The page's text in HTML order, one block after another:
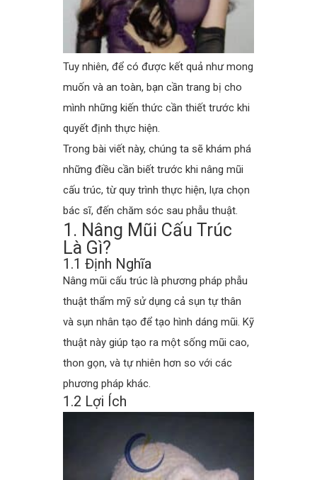
Tuy nhiên, để có được kết quả như mong
muốn và an toàn, bạn cần trang bị cho
mình những kiến thức cần thiết trước khi
quyết định thực hiện.
Trong bài viết này, chúng ta sẽ khám phá
những điều cần biết trước khi nâng mũi
cấu trúc, từ quy trình thực hiện, lựa chọn
bác sĩ, đến chăm sóc sau phẫu thuật.
1. Nâng Mũi Cấu Trúc
Là Gì?
1.1 Định Nghĩa
Nâng mũi cấu trúc là phương pháp phẫu
thuật thẩm mỹ sử dụng cả sụn tự thân
và sụn nhân tạo để tạo hình dáng mũi. Kỹ
thuật này giúp tạo ra một sống mũi cao,
thon gọn, và tự nhiên hơn so với các
phương pháp khác.
1.2 Lợi Ích